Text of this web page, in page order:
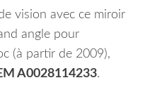
vision avec ce miroir
angle pour
(à partir de 2009),
A0028114233.